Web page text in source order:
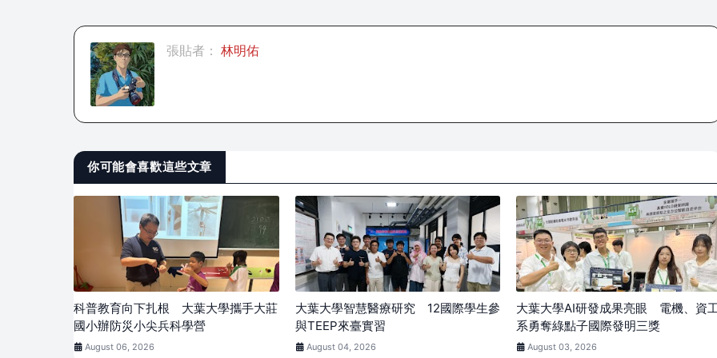
張貼者： 林明佑
你可能會喜歡這些文章
科普教育向下扎根 大葉大學攜手大莊
國小辦防災小尖兵科學營
August 06, 2026
大葉大學智慧醫療研究 12國際學生參
與TEEP來臺實習
August 04, 2026
大葉大學AI研發成果亮眼 電機、資
系勇奪綠點子國際發明三獎
August 03, 2026